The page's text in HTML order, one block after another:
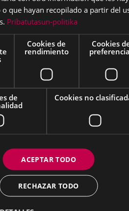
usuarias
de sugerencias, quejas
que hayan recopilado a partir del
Pribatutasun-politika
Cookies de
rendimiento
Cookies
de
Cookies no
ACEPTAR TODO
RECHAZAR TODO